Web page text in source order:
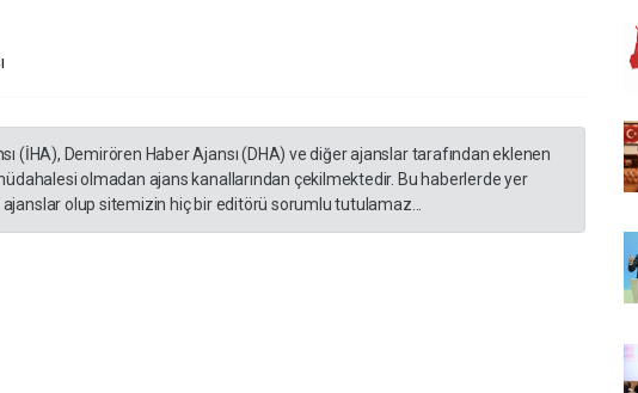
(İHA), Demirören Haber Ajansı (DHA) ve diğer ajanslar tarafından eklenen
olmadan ajans kanallarından çekilmektedir. Bu haberlerde yer
olup sitemizin hiç bir editörü sorumlu tutulamaz...